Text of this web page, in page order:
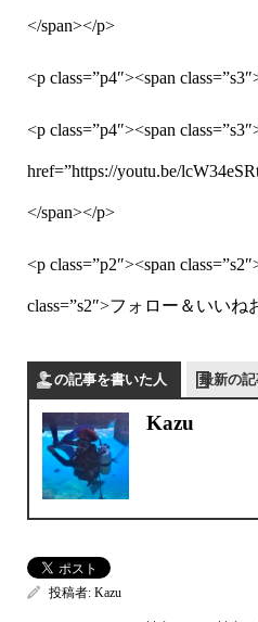
</span></p>
<p class=”p4″><span
<p class=”p4″><span
href=”https://youtu.be/
</span></p>
<p class=”p2″><span
class=”s2″>フォロー＆いい
この記事を書いた人 最新の
Kazu
投稿者: Kazu